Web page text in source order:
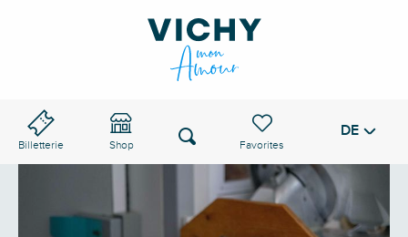
Billetterie Shop
Voir les favoris
Suche DE